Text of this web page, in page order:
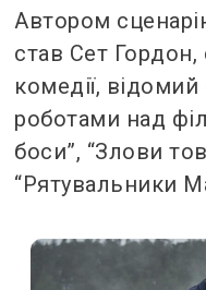
Автором
став Сет
комедії,
роботами над
боси”, “Злови
“Рятувальники